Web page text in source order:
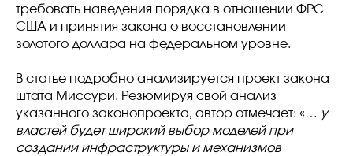
требовать наведения порядка в отношении ФРС
США и принятия закона о восстановлении
золотого доллара на федеральном уровне.
В статье подробно анализируется проект закона
штата Миссури. Резюмируя свой анализ
указанного законопроекта, автор отмечает: «… у
властей будет широкий выбор моделей при
создании инфраструктуры и механизмов